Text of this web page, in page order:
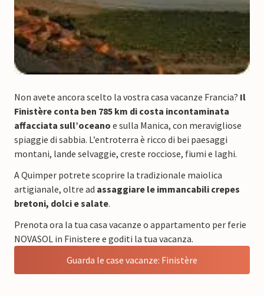
Non avete ancora scelto la vostra casa vacanze Francia? Il
Finistère conta ben 785 km di costa incontaminata
affacciata sull’oceano e sulla Manica, con meravigliose
spiaggie di sabbia. L’entroterra è ricco di bei paesaggi
montani, lande selvaggie, creste rocciose, fiumi e laghi.
A Quimper potrete scoprire la tradizionale maiolica
artigianale, oltre ad assaggiare le immancabili crepes
bretoni, dolci e salate.
Prenota ora la tua casa vacanze o appartamento per ferie
NOVASOL in Finistere e goditi la tua vacanza.
Guarda le case vacanze: Finistère